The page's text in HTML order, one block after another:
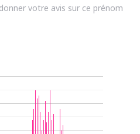
votre avis sur ce prénom